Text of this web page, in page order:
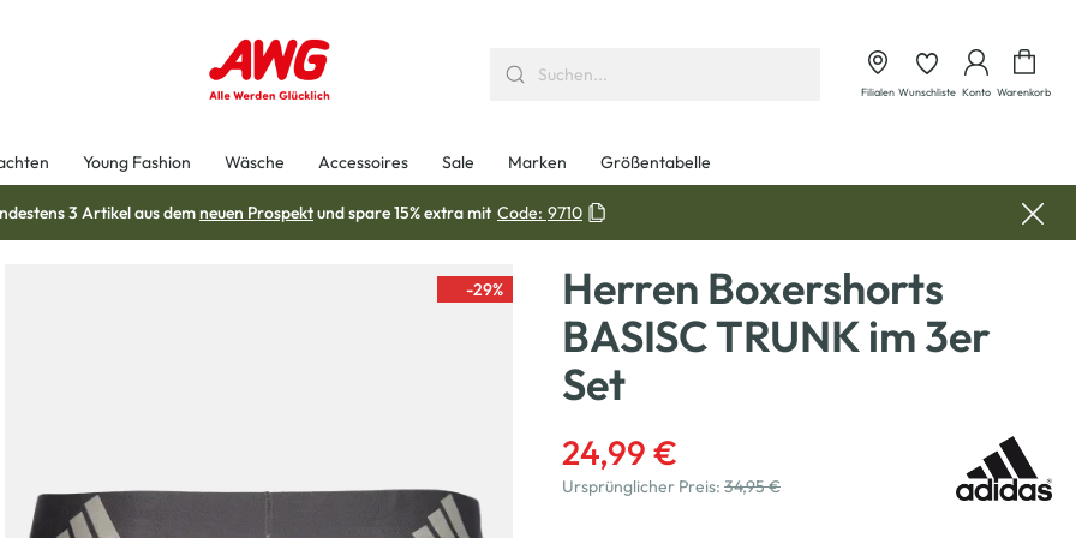
Filialen Wunschliste Konto Warenkorb
Young Fashion Wäsche Accessoires Sale Marken Größentabelle
3 Artikel aus demneuen Prospektund spare 15% extra mit Code: 9710
-29%
Herren Boxershorts
BASISC TRUNK im 3er
Set
24,99 €
Ursprünglicher Preis: 34,95 €